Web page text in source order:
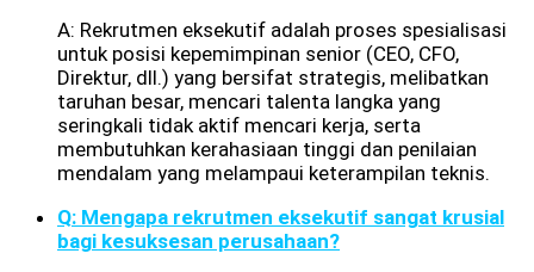
A: Rekrutmen eksekutif adalah proses spesialisasi
untuk posisi kepemimpinan senior (CEO, CFO,
Direktur, dll.) yang bersifat strategis, melibatkan
taruhan besar, mencari talenta langka yang
seringkali tidak aktif mencari kerja, serta
membutuhkan kerahasiaan tinggi dan penilaian
mendalam yang melampaui keterampilan teknis.
Q: Mengapa rekrutmen eksekutif sangat krusial
bagi kesuksesan perusahaan?